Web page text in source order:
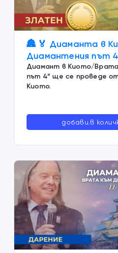
🏯 🏅 Диаманта в
Диамантения път
Диамант в Киото/
път 4“ ще се проведе от
Киото.
добави.в